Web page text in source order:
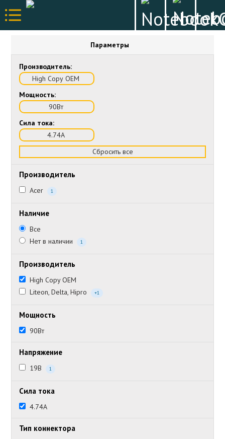
Параметры
Производитель:
High Copy OEM
Мощность:
90Вт
Сила тока:
4.74А
Сбросить все
Производитель
Acer 1
Наличие
Все
Нет в наличии
1
Производитель
High Copy OEM
Liteon, Delta, Hipro
+1
Мощность
90Вт
Напряжение
19В 1
Сила тока
4.74А
Тип коннектора